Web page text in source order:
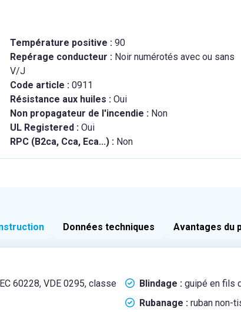
Température positive : 90
Repérage conducteur : Noir numérotés avec ou sans
V/J
Code article : 0911
Résistance aux huiles : Oui
Non propagateur de l'incendie : Non
UL Registered : Oui
RPC (B2ca, Cca, Eca...) : Non
Données techniques Avantages du
60228, VDE 0295, classe
Blindage :guipé en fils
Rubanage :ruban non-